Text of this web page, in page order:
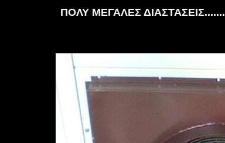
ΠΟΛΥ ΜΕΓΑΛΕΣ ΔΙΑΣΤΑΣΕΙΣ.......